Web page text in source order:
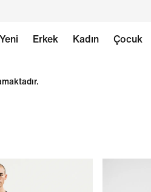
Yeni Erkek Kadın Çocuk